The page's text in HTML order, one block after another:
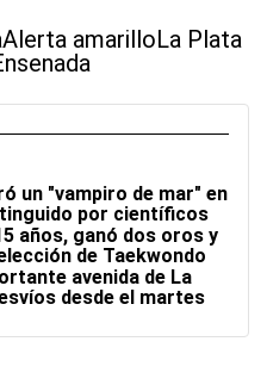
Alerta amarilloLa Plata
un "vampiro de mar" en
por científicos
años, ganó dos oros y
de Taekwondo
avenida de La
desde el martes